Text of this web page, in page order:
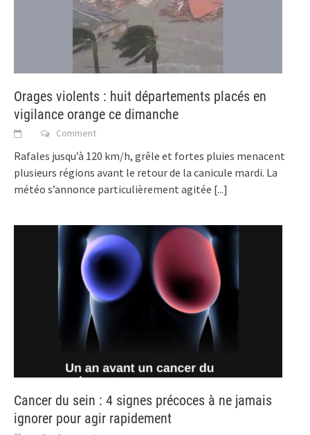
Orages violents : huit départements placés en
vigilance orange ce dimanche
Comment
Rafales jusqu’à 120 km/h, grêle et fortes pluies menacent
plusieurs régions avant le retour de la canicule mardi. La
météo s’annonce particulièrement agitée [...]
Cancer du sein : 4 signes précoces à ne jamais
ignorer pour agir rapidement